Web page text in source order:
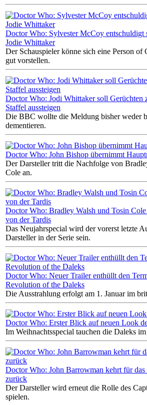
Doctor Who: Sylvester McCoy entschuldigt
Jodie Whittaker
Der Schauspieler könne sich eine Person of
gut vorstellen.
Doctor Who: Jodi Whittaker soll Gerüchten
Staffel aussteigen
Die BBC wollte die Meldung bisher weder
dementieren.
Doctor Who: John Bishop übernimmt
Der Darsteller tritt die Nachfolge von
Cole an.
Doctor Who: Bradley Walsh und Tosin Cole
von der Tardis
Das Neujahrspecial wird der vorerst letzte
Darsteller in der Serie sein.
Doctor Who: Neuer Trailer enthüllt den
Revolution of the Daleks
Die Ausstrahlung erfolgt am 1. Januar im
Doctor Who: Erster Blick auf neuen Look
Im Weihnachtsspecial tauchen die Daleks
Doctor Who: John Barrowman kehrt für das
zurück
Der Darsteller wird erneut die Rolle des
spielen.